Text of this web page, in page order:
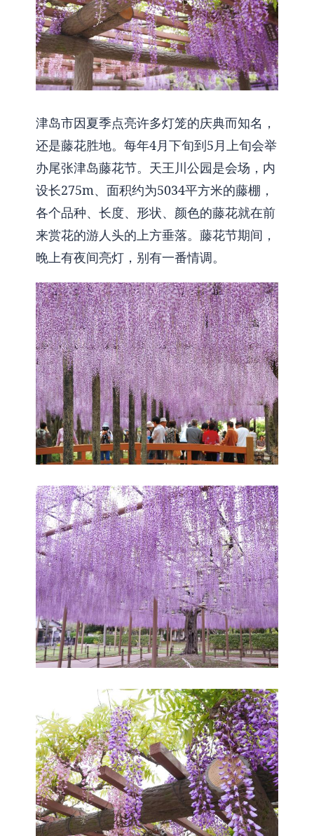
津岛市因夏季点亮许多灯笼的庆典而知名，
还是藤花胜地。每年4月下旬到5月上旬会举
办尾张津岛藤花节。天王川公园是会场，内
设长275m、面积约为5034平方米的藤棚，
各个品种、长度、形状、颜色的藤花就在前
来赏花的游人头的上方垂落。藤花节期间，
晚上有夜间亮灯，别有一番情调。